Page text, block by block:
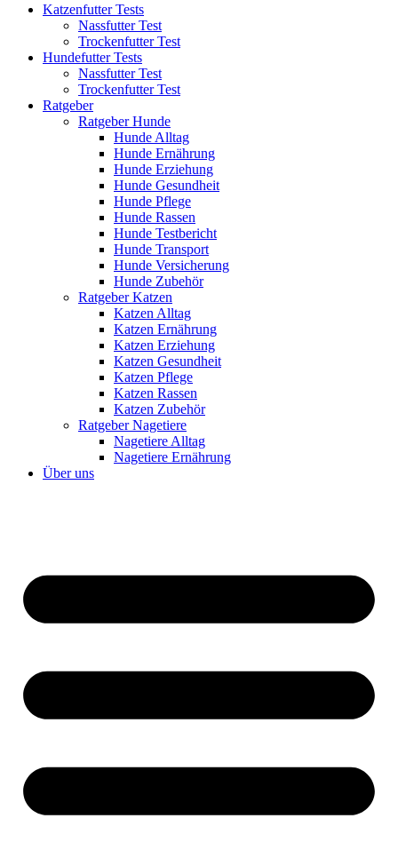
Katzenfutter Tests
Nassfutter Test
Trockenfutter Test
Hundefutter Tests
Nassfutter Test
Trockenfutter Test
Ratgeber
Ratgeber Hunde
Hunde Alltag
Hunde Ernährung
Hunde Erziehung
Hunde Gesundheit
Hunde Pflege
Hunde Rassen
Hunde Testbericht
Hunde Transport
Hunde Versicherung
Hunde Zubehör
Ratgeber Katzen
Katzen Alltag
Katzen Ernährung
Katzen Erziehung
Katzen Gesundheit
Katzen Pflege
Katzen Rassen
Katzen Zubehör
Ratgeber Nagetiere
Nagetiere Alltag
Nagetiere Ernährung
Über uns